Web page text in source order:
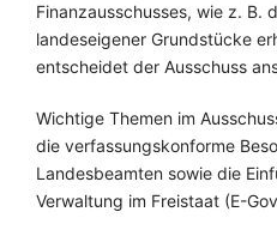
Finanzausschusses, wie z. B.
landeseigener Grundstücke
entscheidet der Ausschuss
Wichtige Themen im
die verfassungskonforme
Landesbeamten sowie die
Verwaltung im Freistaat (E-